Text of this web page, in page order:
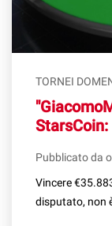
TORNEI
Pubblicato da
Vincere
disputato, non